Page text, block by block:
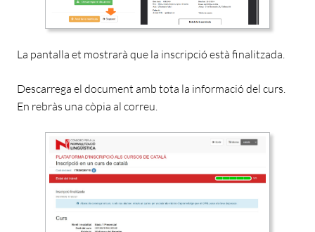
La pantalla et mostrarà que la inscripció està finalitzada.
Descarrega el document amb tota la informació del curs.
En rebràs una còpia al correu.